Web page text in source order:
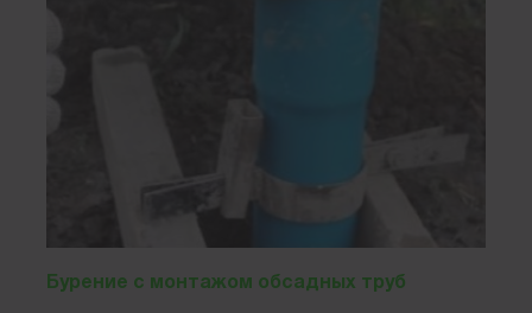
Бурение с монтажом обсадных труб